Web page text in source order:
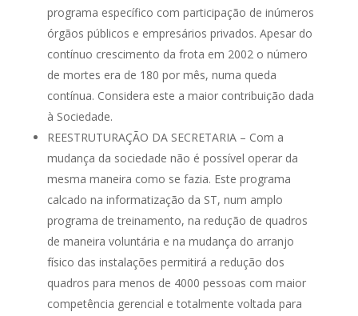
programa específico com participação de inúmeros
órgãos públicos e empresários privados. Apesar do
contínuo crescimento da frota em 2002 o número
de mortes era de 180 por mês, numa queda
contínua. Considera este a maior contribuição dada
à Sociedade.
REESTRUTURAÇÃO DA SECRETARIA – Com a
mudança da sociedade não é possível operar da
mesma maneira como se fazia. Este programa
calcado na informatização da ST, num amplo
programa de treinamento, na redução de quadros
de maneira voluntária e na mudança do arranjo
físico das instalações permitirá a redução dos
quadros para menos de 4000 pessoas com maior
competência gerencial e totalmente voltada para